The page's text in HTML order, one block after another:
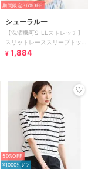
期間限定36%OFF
シューラルー
【洗濯機可S-LLストレッチ】
スリットレーススリーブトップ
ス
¥ 1,884
50%OFF
¥1000ｸｰﾎﾟﾝ